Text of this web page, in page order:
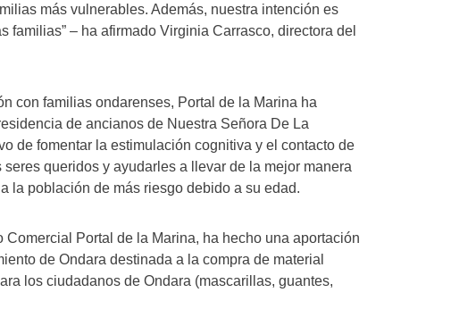
más vulnerables. Además, nuestra intención es
familias” – ha afirmado Virginia Carrasco, directora del
con familias ondarenses, Portal de la Marina ha
de ancianos de Nuestra Señora De La
de fomentar la estimulación cognitiva y el contacto de
seres queridos y ayudarles a llevar de la mejor manera
la población de más riesgo debido a su edad.
Comercial Portal de la Marina, ha hecho una aportación
de Ondara destinada a la compra de material
los ciudadanos de Ondara (mascarillas, guantes,